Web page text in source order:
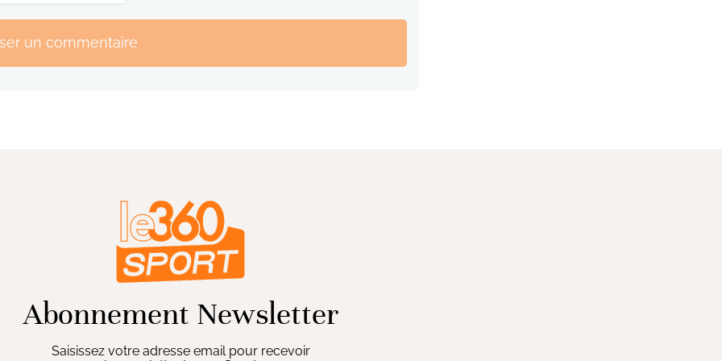
un commentaire
Abonnement Newsletter
Saisissez votre adresse email pour recevoir